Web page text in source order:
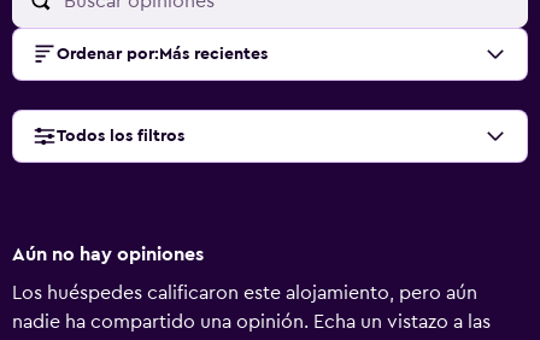
Ordenar por: Más recientes
Todos los filtros
Aún no hay opiniones
Los huéspedes calificaron este alojamiento, pero aún
nadie ha compartido una opinión. Echa un vistazo a las